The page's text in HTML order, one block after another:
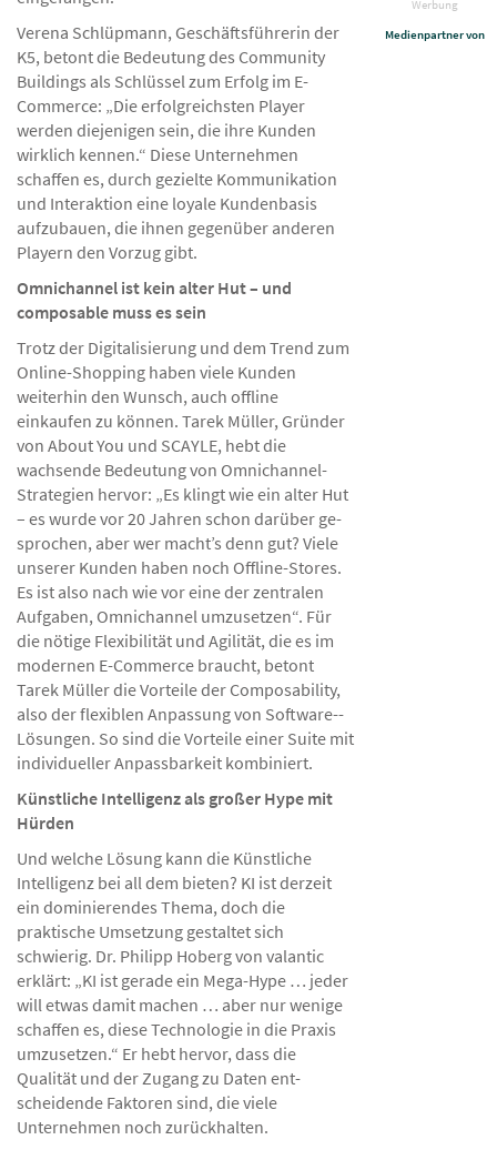
Werbung
Medienpartner von
Verena Schlüpmann, Geschäftsführerin der
K5, betont die Bedeutung des Community
Buildings als Schlüssel zum Erfolg im E-
Commerce: „Die erfolgreichsten Player
werden diejenigen sein, die ihre Kunden
wirklich kennen.“ Diese Unternehmen
schaffen es, durch gezielte Kommuni­kation
und Interaktion eine loyale Kundenbasis
aufzubauen, die ihnen gegenüber anderen
Playern den Vorzug gibt.
Omnichannel ist kein alter Hut – und
composable muss es sein
Trotz der Digitalisierung und dem Trend zum
Online-Shopping haben viele Kunden
weiterhin den Wunsch, auch offline
einkaufen zu können. Tarek Müller, Gründer
von About You und SCAYLE, hebt die
wachsende Bedeutung von Omnichannel-
Strategien hervor: „Es klingt wie ein alter Hut
– es wurde vor 20 Jahren schon darüber ge­
sprochen, aber wer macht’s denn gut? Viele
unserer Kunden haben noch Offline-Stores.
Es ist also nach wie vor eine der zentralen
Aufgaben, Omnichannel umzu­setzen“. Für
die nötige Flexibilität und Agilität, die es im
modernen E-Commerce braucht, betont
Tarek Müller die Vorteile der Composability,
also der flexiblen Anpassung von Software-­
Lösungen. So sind die Vorteile einer Suite mit
individueller Anpassbarkeit kombiniert.
Künstliche Intelligenz als großer Hype mit
Hürden
Und welche Lösung kann die Künstliche
Intelligenz bei all dem bieten? KI ist derzeit
ein dominierendes Thema, doch die
praktische Umsetzung gestaltet sich
schwierig. Dr. Philipp Hoberg von valantic
erklärt: „KI ist gerade ein Mega-Hype … jeder
will etwas damit machen … aber nur wenige
schaffen es, diese Technologie in die Praxis
umzu­setzen.“ Er hebt hervor, dass die
Qualität und der Zugang zu Daten ent­
scheidende Faktoren sind, die viele
Unternehmen noch zurückhalten.